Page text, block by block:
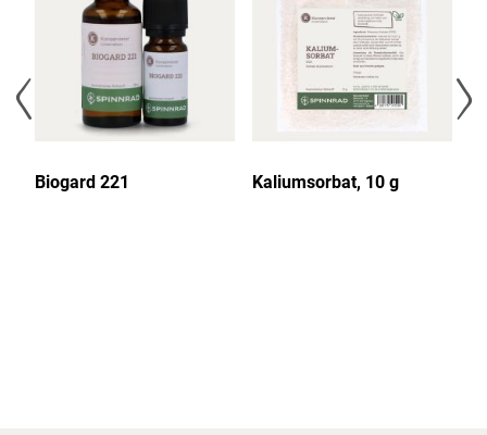
Biogard 221 Kaliumsorbat, 10 g